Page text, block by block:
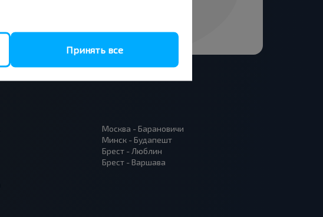
Москва - Барановичи
Минск - Будапешт
Брест - Люблин
Брест - Варшава
Принять все